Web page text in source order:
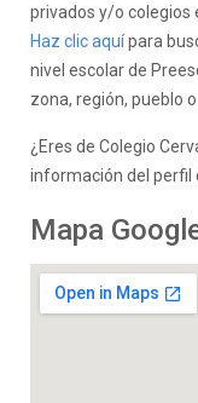
privados y/o colegios
Haz clic aquípara
nivel escolar de
zona, región, pueblo
¿Eres de Colegio
información del perfil
Mapa